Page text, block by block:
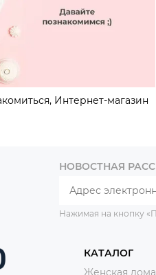
Интернет-магазин
НОВОСТНАЯ
Нажимая на кнопку
КАТАЛОГ
Женская